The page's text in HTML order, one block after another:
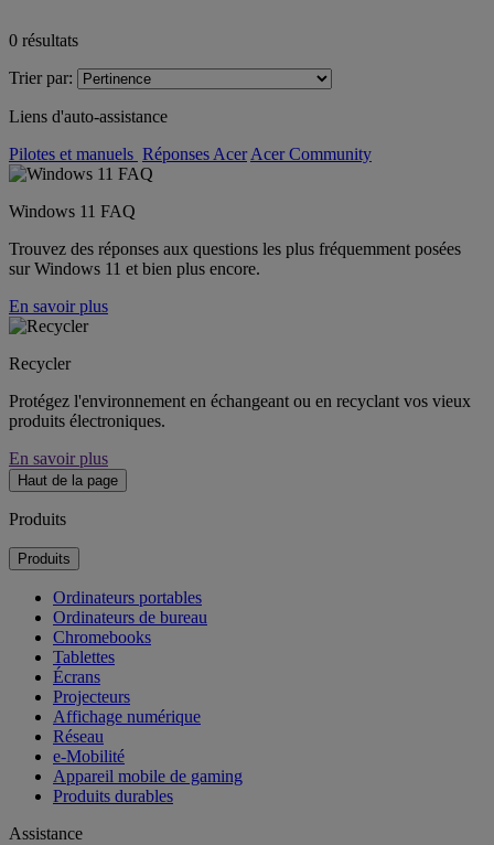
0 résultats
Trier par:
Liens d'auto-assistance
Pilotes et manuels Réponses Acer Acer Community
Windows 11 FAQ
Trouvez des réponses aux questions les plus fréquemment posées
sur Windows 11 et bien plus encore.
En savoir plus
Recycler
Protégez l'environnement en échangeant ou en recyclant vos vieux
produits électroniques.
En savoir plus
Haut de la page
Produits
Produits
Ordinateurs portables
Ordinateurs de bureau
Chromebooks
Tablettes
Écrans
Projecteurs
Affichage numérique
Réseau
e-Mobilité
Appareil mobile de gaming
Produits durables
Assistance